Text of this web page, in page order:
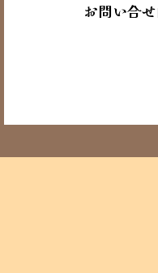
お問い合